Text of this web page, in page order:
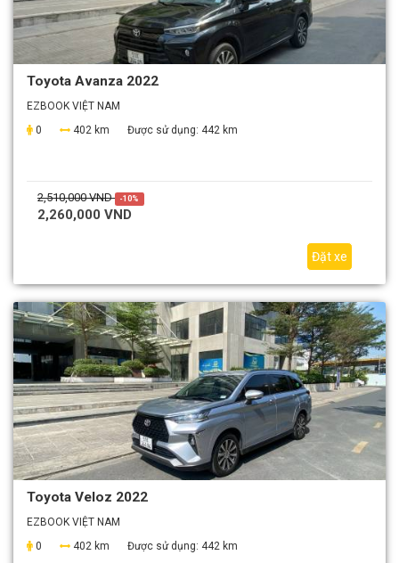
Toyota Avanza 2022
EZBOOK VIỆT NAM
0
402 km Được sử dụng: 442 km
2,510,000 VND -10%
2,260,000 VND
Đặt xe
Toyota Veloz 2022
EZBOOK VIỆT NAM
0
402 km Được sử dụng: 442 km